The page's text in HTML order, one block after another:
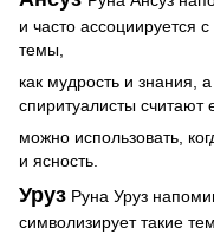
и часто ассоциируется
темы,
как мудрость и знания,
спиритуалисты
можно использовать,
и ясность.
Уруз Руна Уруз
символизирует такие